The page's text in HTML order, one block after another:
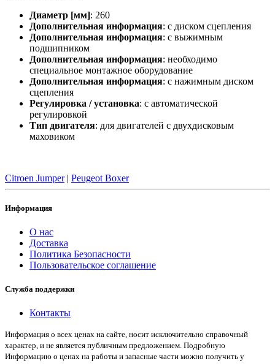
Диаметр [мм]: 260
Дополнительная информация: с диском сцепления
Дополнительная информация: с выжимным
подшипником
Дополнительная информация: необходимо
специальное монтажное оборудование
Дополнительная информация: с нажимным диском
сцепления
Регулировка / установка: с автоматической
регулировкой
Тип двигателя: для двигателей с двухдисковым
маховиком
Citroen Jumper| Peugeot Boxer
Информация
О нас
Доставка
Политика Безопасности
Пользовательское соглашение
Служба поддержки
Контакты
Информация о всех ценах на сайте, носит исключительно справочный
характер, и не является публичным предложением. Подробную
Информацию о ценах на работы и запасные части можно получить у